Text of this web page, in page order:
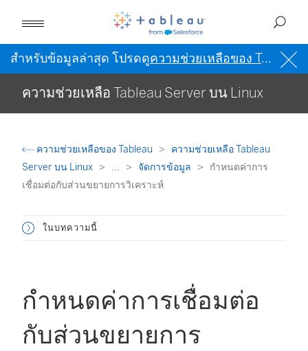
สำหรับข้อมูลล่าสุด โปรดดูความช่วยเหลือของ Tableau เป็นภาษาอังกฤษ (สหรัฐอเมริกา)
ความช่วยเหลือ Tableau Server บน Linux
ความช่วยเหลือของ Tableau
ความช่วยเหลือ Tableau
Server บน Linux
... จัดการข้อมูล
กำหนดค่าการ
เชื่อมต่อกับส่วนขยายการวิเคราะห์
ในบทความนี้
กำหนดค่าการเชื่อมต่อ
กับส่วนขยายการ